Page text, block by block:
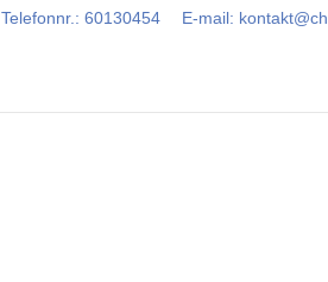
Telefonnr. : 60130454 E-mail: